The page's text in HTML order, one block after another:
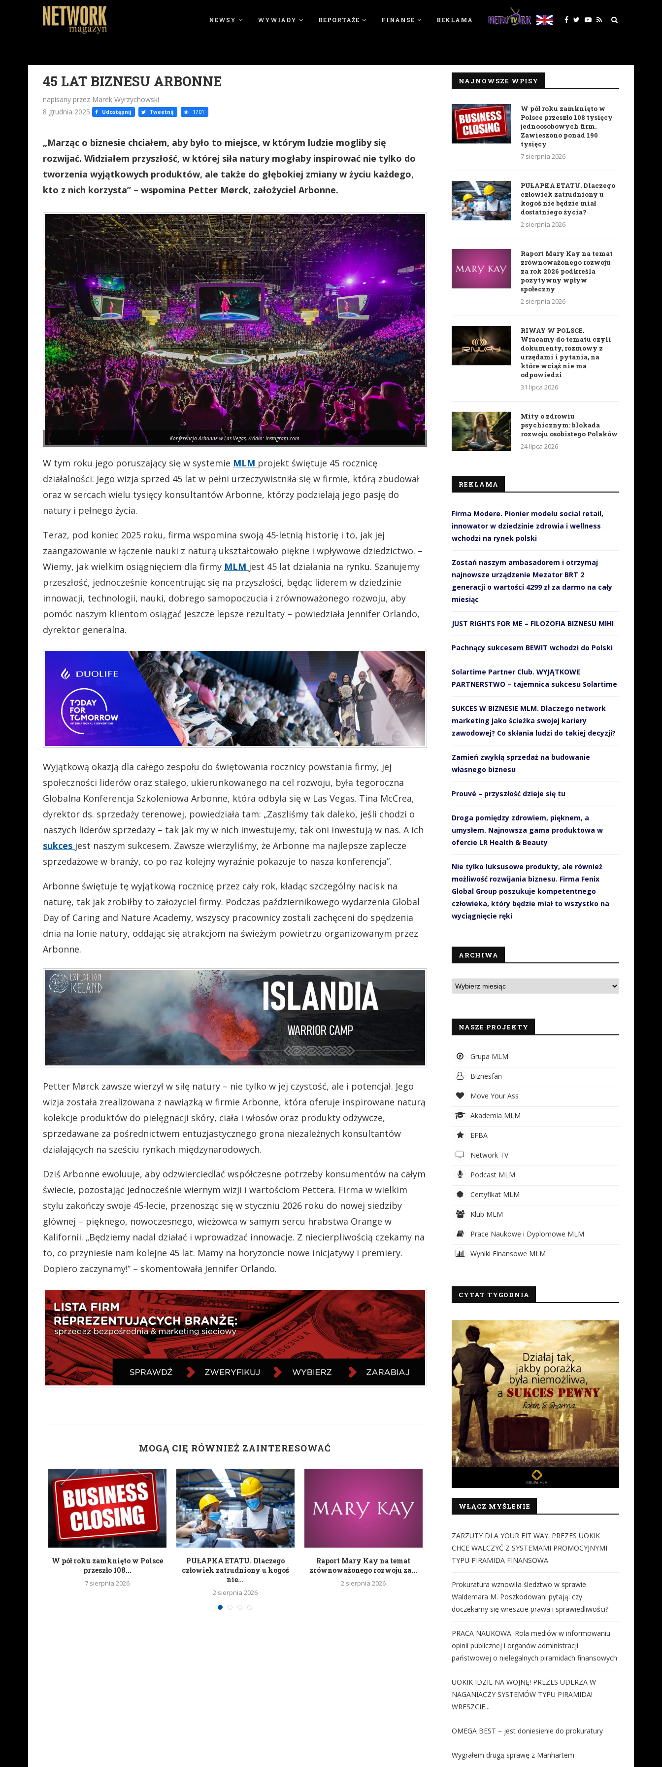
NEWSY WYWIADY REPORTAŻE FINANSE REKLAMA
45 LAT BIZNESU ARBONNE
napisany przez Marek Wyrzychowski
8 grudnia 2025
Udostępnij Tweetnij 1701
„Marząc o biznesie chciałem, aby było to miejsce, w którym ludzie mogliby się
rozwijać. Widziałem przyszłość, w której siła natury mogłaby inspirować nie tylko do
tworzenia wyjątkowych produktów, ale także do głębokiej zmiany w życiu każdego,
kto z nich korzysta” – wspomina Petter Mørck, założyciel Arbonne.
Konferencja Arbonne w Las Vegas, źródło: Instagram.com
W tym roku jego poruszający się w systemie MLM projekt świętuje 45 rocznicę
działalności. Jego wizja sprzed 45 lat w pełni urzeczywistniła się w firmie, którą zbudował
oraz w sercach wielu tysięcy konsultantów Arbonne, którzy podzielają jego pasję do
natury i pełnego życia.
Teraz, pod koniec 2025 roku, firma wspomina swoją 45-letnią historię i to, jak jej
zaangażowanie w łączenie nauki z naturą ukształtowało piękne i wpływowe dziedzictwo. –
Wiemy, jak wielkim osiągnięciem dla firmy MLM jest 45 lat działania na rynku. Szanujemy
przeszłość, jednocześnie koncentrując się na przyszłości, będąc liderem w dziedzinie
innowacji, technologii, nauki, dobrego samopoczucia i zrównoważonego rozwoju, aby
pomóc naszym klientom osiągać jeszcze lepsze rezultaty – powiedziała Jennifer Orlando,
dyrektor generalna.
Wyjątkową okazją dla całego zespołu do świętowania rocznicy powstania firmy, jej
społeczności liderów oraz stałego, ukierunkowanego na cel rozwoju, była tegoroczna
Globalna Konferencja Szkoleniowa Arbonne, która odbyła się w Las Vegas. Tina McCrea,
dyrektor ds. sprzedaży terenowej, powiedziała tam: „Zaszliśmy tak daleko, jeśli chodzi o
naszych liderów sprzedaży – tak jak my w nich inwestujemy, tak oni inwestują w nas. A ich
sukces jest naszym sukcesem. Zawsze wierzyliśmy, że Arbonne ma najlepsze zaplecze
sprzedażowe w branży, co po raz kolejny wyraźnie pokazuje to nasza konferencja”.
Arbonne świętuje tę wyjątkową rocznicę przez cały rok, kładąc szczególny nacisk na
naturę, tak jak zrobiłby to założyciel firmy. Podczas październikowego wydarzenia Global
Day of Caring and Nature Academy, wszyscy pracownicy zostali zachęceni do spędzenia
dnia na łonie natury, oddając się atrakcjom na świeżym powietrzu organizowanym przez
Arbonne.
Petter Mørck zawsze wierzył w siłę natury – nie tylko w jej czystość, ale i potencjał. Jego
wizja została zrealizowana z nawiązką w firmie Arbonne, która oferuje inspirowane naturą
kolekcje produktów do pielęgnacji skóry, ciała i włosów oraz produkty odżywcze,
sprzedawane za pośrednictwem entuzjastycznego grona niezależnych konsultantów
działających na sześciu rynkach międzynarodowych.
Dziś Arbonne ewoluuje, aby odzwierciedlać współczesne potrzeby konsumentów na całym
świecie, pozostając jednocześnie wiernym wizji i wartościom Pettera. Firma w wielkim
stylu zakończy swoje 45-lecie, przenosząc się w styczniu 2026 roku do nowej siedziby
głównej – pięknego, nowoczesnego, wieżowca w samym sercu hrabstwa Orange w
Kalifornii. „Będziemy nadal działać i wprowadzać innowacje. Z niecierpliwością czekamy na
to, co przyniesie nam kolejne 45 lat. Mamy na horyzoncie nowe inicjatywy i premiery.
Dopiero zaczynamy!” – skomentowała Jennifer Orlando.
MOGĄ CIĘ RÓWNIEŻ ZAINTERESOWAĆ
W pół roku zamknięto w Polsce
przeszło 108...
7 sierpnia 2026
PUŁAPKA ETATU. Dlaczego
człowiek zatrudniony u kogoś
nie...
2 sierpnia 2026
Raport Mary Kay na temat
zrównoważonego rozwoju za...
2 sierpnia 2026
RIWAY W POLSCE. Wracamy do
31 lipca 2026
NAJNOWSZE WPISY
W pół roku zamknięto w
Polsce przeszło 108 tysięcy
jednoosobowych firm.
Zawieszono ponad 190
tysięcy
7 sierpnia 2026
PUŁAPKA ETATU. Dlaczego
człowiek zatrudniony u
kogoś nie będzie miał
dostatniego życia?
2 sierpnia 2026
Raport Mary Kay na temat
zrównoważonego rozwoju
za rok 2026 podkreśla
pozytywny wpływ
społeczny
2 sierpnia 2026
RIWAY W POLSCE.
Wracamy do tematu czyli
dokumenty, rozmowy z
urzędami i pytania, na
które wciąż nie ma
odpowiedzi
31 lipca 2026
Mity o zdrowiu
psychicznym: blokada
rozwoju osobistego Polaków
24 lipca 2026
REKLAMA
Firma Modere. Pionier modelu social retail,
innowator w dziedzinie zdrowia i wellness
wchodzi na rynek polski
Zostań naszym ambasadorem i otrzymaj
najnowsze urządzenie Mezator BRT 2
generacji o wartości 4299 zł za darmo na cały
miesiąc
JUST RIGHTS FOR ME – FILOZOFIA BIZNESU MIHI
Pachnący sukcesem BEWIT wchodzi do Polski
Solartime Partner Club. WYJĄTKOWE
PARTNERSTWO – tajemnica sukcesu Solartime
SUKCES W BIZNESIE MLM. Dlaczego network
marketing jako ścieżka swojej kariery
zawodowej? Co skłania ludzi do takiej decyzji?
Zamień zwykłą sprzedaż na budowanie
własnego biznesu
Prouvé – przyszłość dzieje się tu
Droga pomiędzy zdrowiem, pięknem, a
umysłem. Najnowsza gama produktowa w
ofercie LR Health & Beauty
Nie tylko luksusowe produkty, ale również
możliwość rozwijania biznesu. Firma Fenix
Global Group poszukuje kompetentnego
człowieka, który będzie miał to wszystko na
wyciągnięcie ręki
ARCHIWA
NASZE PROJEKTY
Grupa MLM
Biznesfan
Move Your Ass
Akademia MLM
EFBA
Network TV
Podcast MLM
Certyfikat MLM
Klub MLM
Prace Naukowe i Dyplomowe MLM
Wyniki Finansowe MLM
CYTAT TYGODNIA
WŁĄCZ MYŚLENIE
ZARZUTY DLA YOUR FIT WAY. PREZES UOKIK
CHCE WALCZYĆ Z SYSTEMAMI PROMOCYJNYMI
TYPU PIRAMIDA FINANSOWA
Prokuratura wznowiła śledztwo w sprawie
Waldemara M. Poszkodowani pytają: czy
doczekamy się wreszcie prawa i sprawiedliwości?
PRACA NAUKOWA: Rola mediów w informowaniu
opinii publicznej i organów administracji
państwowej o nielegalnych piramidach finansowych
UOKIK IDZIE NA WOJNĘ! PREZES UDERZA W
NAGANIACZY SYSTEMÓW TYPU PIRAMIDA!
WRESZCIE...
OMEGA BEST – jest doniesienie do prokuratury
Wygrałem drugą sprawę z Manhartem